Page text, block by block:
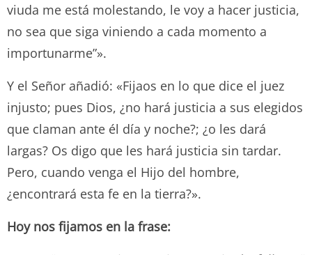
viuda me está molestando, le voy a hacer justicia,
no sea que siga viniendo a cada momento a
importunarme”».
Y el Señor añadió: «Fijaos en lo que dice el juez
injusto; pues Dios, ¿no hará justicia a sus elegidos
que claman ante él día y noche?; ¿o les dará
largas? Os digo que les hará justicia sin tardar.
Pero, cuando venga el Hijo del hombre,
¿encontrará esta fe en la tierra?».
Hoy nos fijamos en la frase: